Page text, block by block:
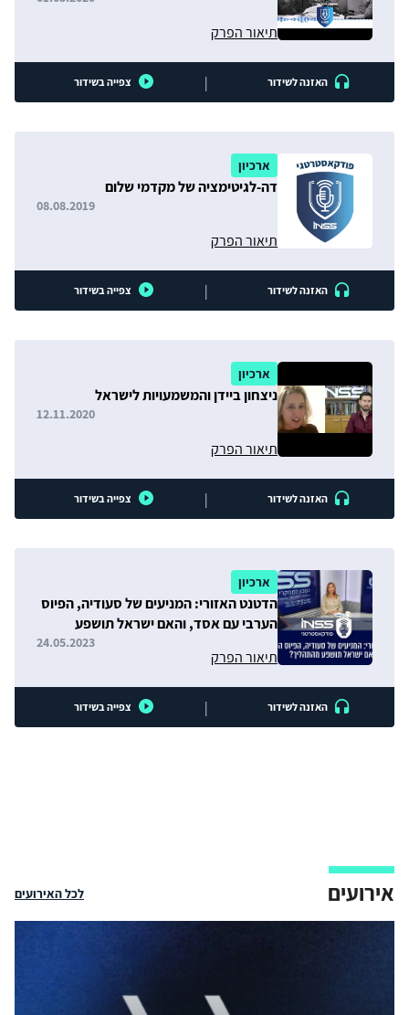
תיאור הפרק
האזנה לשידור | צפייה בשידור
ארכיון
דה-לגיטימציה של מקדמי שלום
תיאור הפרק
08.08.2019
האזנה לשידור | צפייה בשידור
ארכיון
ניצחון ביידן והמשמעויות לישראל
תיאור הפרק
12.11.2020
האזנה לשידור | צפייה בשידור
ארכיון
הדטנט האזורי: המניעים של סעודיה, הפיוס
הערבי עם אסד, והאם ישראל תושפע
תיאור הפרק
24.05.2023
האזנה לשידור | צפייה בשידור
אירועים לכל האירועים